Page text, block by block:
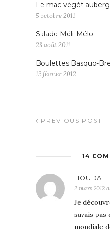
Le mac végét
5 octobre 2011
Salade Méli-Mélo
28 août 2011
Boulettes Basquo-
13 février 2012
PREVIOUS POST
14
HOUDA
2 mars 2012
Je
savais pas
mondiale